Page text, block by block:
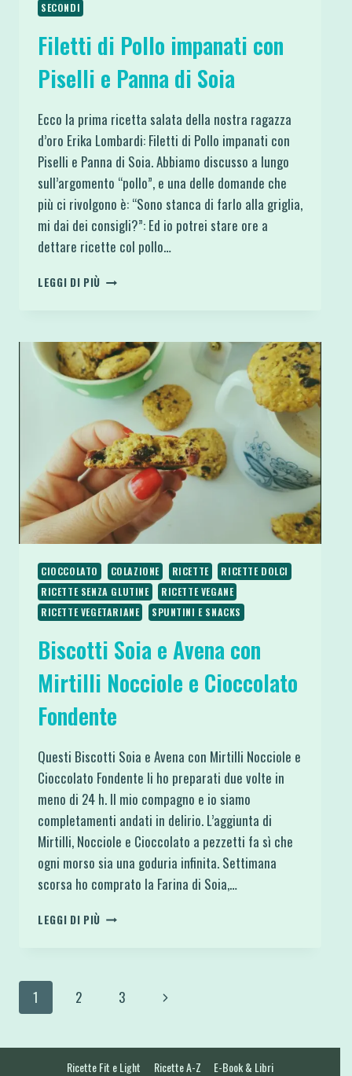
SECONDI
Filetti di Pollo impanati con
Piselli e Panna di Soia
Ecco la prima ricetta salata della nostra ragazza
d’oro Erika Lombardi: Filetti di Pollo impanati con
Piselli e Panna di Soia. Abbiamo discusso a lungo
sull’argomento “pollo”, e una delle domande che
più ci rivolgono è: “Sono stanca di farlo alla griglia,
mi dai dei consigli?”: Ed io potrei stare ore a
dettare ricette col pollo…
LEGGI DI PIÙ FILETTI
CON
PISELLI
E
PANNA
SOIA
CIOCCOLATO COLAZIONE RICETTE
RICETTE DOLCI
RICETTE SENZA GLUTINE
RICETTE VEGANE
RICETTE VEGETARIANE
SPUNTINI E SNACKS
Biscotti Soia e Avena con
Mirtilli Nocciole e Cioccolato
Fondente
Questi Biscotti Soia e Avena con Mirtilli Nocciole e
Cioccolato Fondente li ho preparati due volte in
meno di 24 h. Il mio compagno e io siamo
completamenti andati in delirio. L’aggiunta di
Mirtilli, Nocciole e Cioccolato a pezzetti fa sì che
ogni morso sia una goduria infinita. Settimana
scorsa ho comprato la Farina di Soia,…
LEGGI DI PIÙ BISCOTTI
MIRTILLI
CIOCCOLATO
FONDENTE
Navigazione
1 2 3
Pagina
Ricette Fit e Light Ricette A-Z E-Book & Libri